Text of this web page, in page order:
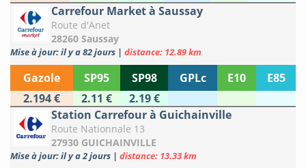
Carrefour Market à Saussay
Route d'Anet
28260 Saussay
Mise à jour: il y a 82 jours | distance: 12.89 km
Gazole SP95 SP98 GPLc E10
E85
2.194 €
2.11 €
2.19 €
Station Carrefour à Guichainville
Route Nationnale 13
27930 GUICHAINVILLE
Mise à jour: il y a 2 jours | distance: 13.33 km